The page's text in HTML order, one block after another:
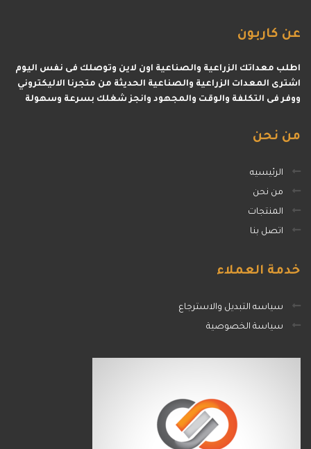
عن كاربون
اطلب معداتك الزراعية والصناعية اون لاين وتوصلك فى نفس اليوم
اشترى المعدات الزراعية والصناعية الحديثة من متجرنا الاليكتروني
ووفر فى التكلفة والوقت والمجهود وانجز شغلك بسرعة وسهولة
من نحن
الرئيسيه
من نحن
المنتجات
اتصل بنا
خدمة العملاء
سياسه التبديل والاسترجاع
سياسة الخصوصية